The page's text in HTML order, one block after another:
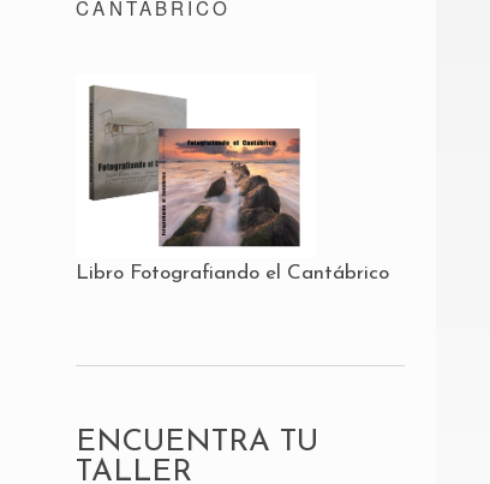
CANTÁBRICO
Libro Fotografiando el Cantábrico
ENCUENTRA TU
TALLER